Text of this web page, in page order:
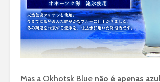
Mas a Okhotsk Blue não é apenas azul